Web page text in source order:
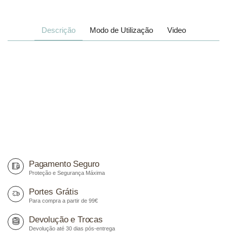
Descrição Modo de Utilização Video
Pagamento Seguro
Proteção e Segurança Máxima
Portes Grátis
Para compra a partir de 99€
Devolução e Trocas
Devolução até 30 dias pós-entrega